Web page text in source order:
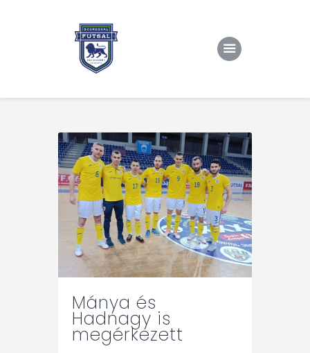
Rólunk/TAO
Eredmények, csapat
Hírek
Kapcsolat
Mánya és
Hadnagy is
megérkezett